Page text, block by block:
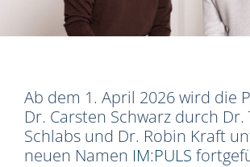
Ab dem 1. April 2026 wird die
Dr. Carsten Schwarz durch Dr.
Schlabs und Dr. Robin Kraft
neuen Namen IM:PULS